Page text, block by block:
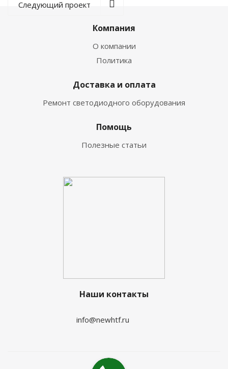
Следующий проект
Компания
О компании
Политика
Доставка и оплата
Ремонт светодиодного оборудования
Помощь
Полезные статьи
Наши контакты
info@newhtf.ru